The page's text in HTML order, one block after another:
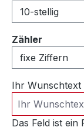
Zähler
Ihr Wunschtext
Das Feld ist ein